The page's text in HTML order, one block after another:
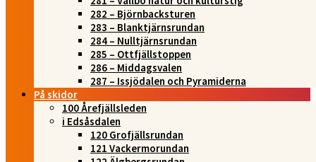
282 – Björnbacksturen
283 – Blanktjärnsrundan
284 – Nulltjärnsrundan
285 – Ottfjällstoppen
286 – Middagsvalen
287 – Issjödalen och Pyramiderna
På skidor
100 Årefjällsleden
i Edsåsdalen
120 Grofjällsrundan
121 Vackermorundan